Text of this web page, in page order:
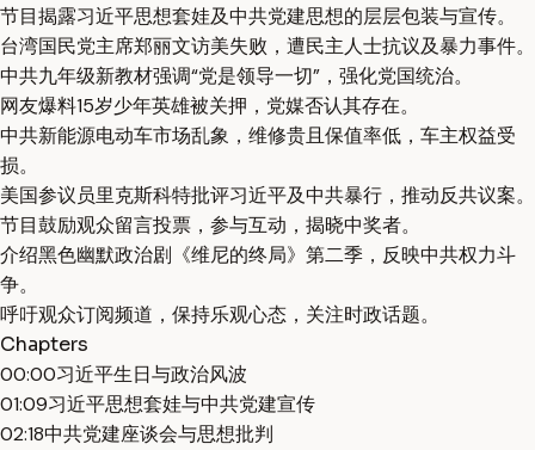
节目揭露习近平思想套娃及中共党建思想的层层包装与宣传。
台湾国民党主席郑丽文访美失败，遭民主人士抗议及暴力事件。
中共九年级新教材强调“党是领导一切”，强化党国统治。
网友爆料15岁少年英雄被关押，党媒否认其存在。
中共新能源电动车市场乱象，维修贵且保值率低，车主权益受
损。
美国参议员里克斯科特批评习近平及中共暴行，推动反共议案。
节目鼓励观众留言投票，参与互动，揭晓中奖者。
介绍黑色幽默政治剧《维尼的终局》第二季，反映中共权力斗
争。
呼吁观众订阅频道，保持乐观心态，关注时政话题。
Chapters
00:00习近平生日与政治风波
01:09习近平思想套娃与中共党建宣传
02:18中共党建座谈会与思想批判